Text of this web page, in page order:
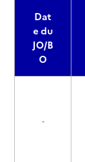
Dat
e du
JO/B
O
-